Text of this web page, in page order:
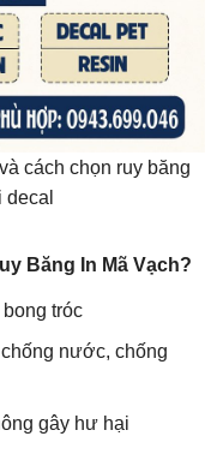
cách chọn ruy băng
Băng In Mã Vạch?
tróc
nước, chống
gây hư hại